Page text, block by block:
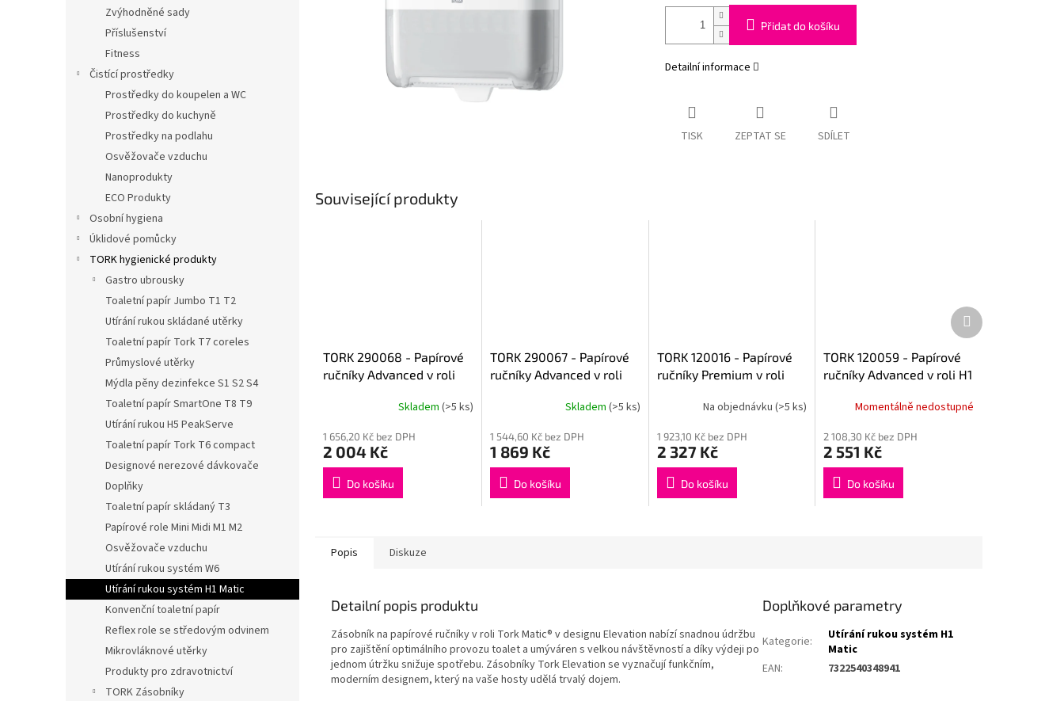
Zvýhodněné sady
Příslušenství
Fitness
Čistící prostředky
Prostředky do koupelen a WC
Prostředky do kuchyně
Prostředky na podlahu
Osvěžovače vzduchu
Nanoprodukty
ECO Produkty
Osobní hygiena
Úklidové pomůcky
TORK hygienické produkty
Gastro ubrousky
Toaletní papír Jumbo T1 T2
Utírání rukou skládané utěrky
Toaletní papír Tork T7 coreles
Průmyslové utěrky
Mýdla pěny dezinfekce S1 S2 S4
Toaletní papír SmartOne T8 T9
Utírání rukou H5 PeakServe
Toaletní papír Tork T6 compact
Designové nerezové dávkovače
Doplňky
Toaletní papír skládaný T3
Papírové role Mini Midi M1 M2
Osvěžovače vzduchu
Utírání rukou systém W6
Utírání rukou systém H1 Matic
Konvenční toaletní papír
Reflex role se středovým odvinem
Mikrovláknové utěrky
Produkty pro zdravotnictví
TORK Zásobníky
Přidat do košíku
Detailní informace
TISK ZEPTAT SE SDÍLET
Související produkty
TORK 290068 - Papírové
ručníky Advanced v roli
Skladem (>5 ks)
1 656,20 Kč bez DPH
2 004 Kč
Do košíku
TORK 290067 - Papírové
ručníky Advanced v roli
Skladem (>5 ks)
1 544,60 Kč bez DPH
1 869 Kč
Do košíku
TORK 120016 - Papírové
ručníky Premium v roli
Na objednávku(>5 ks)
1 923,10 Kč bez DPH
2 327 Kč
Do košíku
TORK 120059 - Papírové
ručníky Advanced v roli H1
Momentálně nedostupné
2 108,30 Kč bez DPH
2 551 Kč
Do košíku
Další
produkt
Popis Diskuze
Detailní popis produktu
Zásobník na papírové ručníky v roli Tork Matic® v designu Elevation nabízí snadnou údržbu
pro zajištění optimálního provozu toalet a umýváren s velkou návštěvností a díky výdeji po
jednom útržku snižuje spotřebu. Zásobníky Tork Elevation se vyznačují funkčním,
moderním designem, který na vaše hosty udělá trvalý dojem.
Doplňkové parametry
Kategorie:
Utírání rukou systém H1
Matic
EAN: 7322540348941